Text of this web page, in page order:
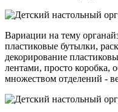
Вариации на тему
пластиковые бутылки,
декорирование
лентами, просто коробка,
множеством отделений -